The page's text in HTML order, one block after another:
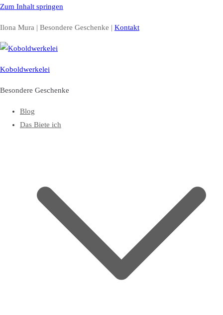
Zum Inhalt springen
Ilona Mura | Besondere Geschenke | Kontakt
Koboldwerkelei
Besondere Geschenke
Blog
Das Biete ich